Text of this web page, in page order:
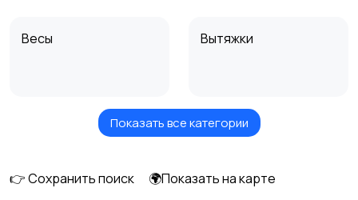
Весы Вытяжки
Измельчение и
Климатическая
Показать все категории
👉 Сохранить поиск
🌍Показать на карте